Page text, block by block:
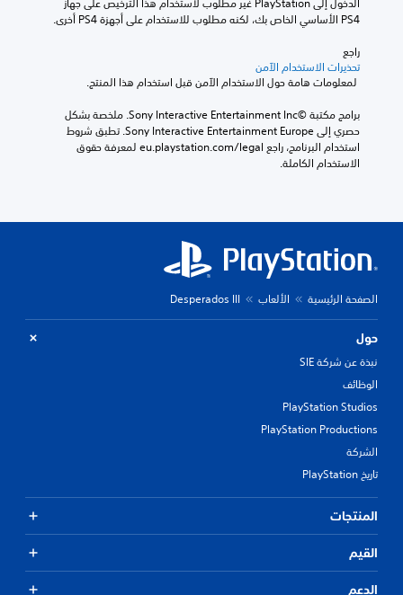
PS4 الأساسي الخاص بك، لكنه مطلوب للاستخدام على أجهزة PS4 أخرى.
راجع
تحذيرات الاستخدام الآمن
الاستخدام الكاملة.
الصفحة الرئيسية الألعاب Desperados III
حول
نبذة عن شركة SIE
الوظائف
PlayStation Studios
PlayStation Productions
الشركة
تاريخ PlayStation
المنتجات
القيم
الدعم